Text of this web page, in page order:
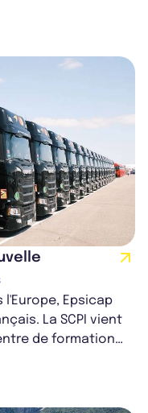
permettent au...
Epsicap
La SCPI vient
de formation